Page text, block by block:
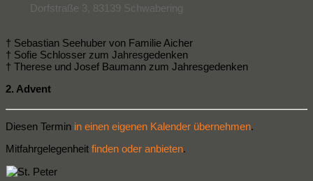
Dorfstraße 3, 83139 Schwabering
† Sebastian Seehuber von Familie Aicher
† Sofie Schlosser zum Jahresgedenken
† Therese und Josef Baumann zum Jahresgedenken
2. Advent
Diesen Termin in einen eigenen Kalender übernehmen.
Mitfahrgelegenheit finden oder anbieten.